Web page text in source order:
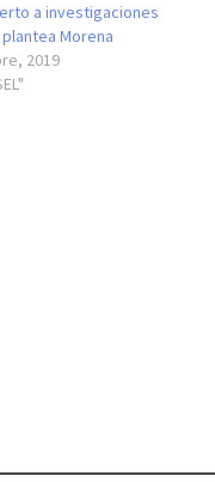
a investigaciones
Morena
2019